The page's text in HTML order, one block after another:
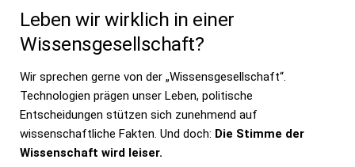
Leben wir wirklich in einer
Wissensgesellschaft?
Wir sprechen gerne von der „Wissensgesellschaft“.
Technologien prägen unser Leben, politische
Entscheidungen stützen sich zunehmend auf
wissenschaftliche Fakten. Und doch: Die Stimme der
Wissenschaft wird leiser.